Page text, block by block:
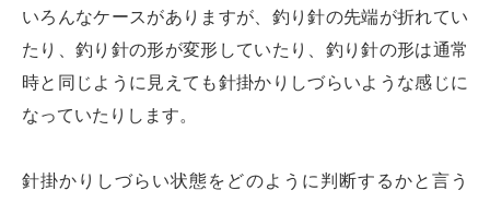
いろんなケースがありますが、釣り針の先端が折れてい
たり、釣り針の形が変形していたり、釣り針の形は通常
時と同じように見えても針掛かりしづらいような感じに
なっていたりします。
針掛かりしづらい状態をどのように判断するかと言う